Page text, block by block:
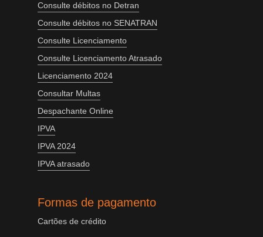
Consulte débitos no Detran
Consulte débitos no SENATRAN
Consulte Licenciamento
Consulte Licenciamento Atrasado
Licenciamento 2024
Consultar Multas
Despachante Online
IPVA
IPVA 2024
IPVA atrasado
Formas de pagamento
Cartões de crédito